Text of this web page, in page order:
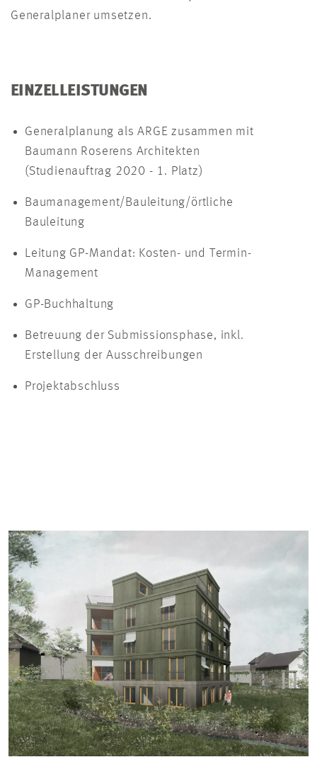
Generalplaner umsetzen.
EINZELLEISTUNGEN
Generalplanung als ARGE zusammen mit
Baumann Roserens Architekten
(Studienauftrag 2020 - 1. Platz)
Baumanagement/Bauleitung/örtliche
Bauleitung
Leitung GP-Mandat: Kosten- und Termin-
Management
GP-Buchhaltung
Betreuung der Submissionsphase, inkl.
Erstellung der Ausschreibungen
Projektabschluss